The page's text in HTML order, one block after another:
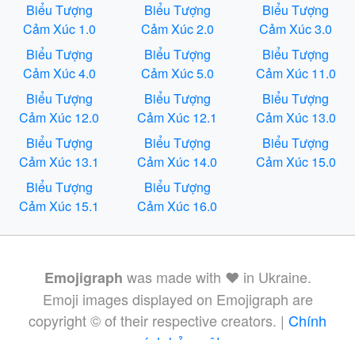
Biểu Tượng
Cảm Xúc 1.0
Biểu Tượng
Cảm Xúc 2.0
Biểu Tượng
Cảm Xúc 3.0
Biểu Tượng
Cảm Xúc 4.0
Biểu Tượng
Cảm Xúc 5.0
Biểu Tượng
Cảm Xúc 11.0
Biểu Tượng
Cảm Xúc 12.0
Biểu Tượng
Cảm Xúc 12.1
Biểu Tượng
Cảm Xúc 13.0
Biểu Tượng
Cảm Xúc 13.1
Biểu Tượng
Cảm Xúc 14.0
Biểu Tượng
Cảm Xúc 15.0
Biểu Tượng
Cảm Xúc 15.1
Biểu Tượng
Cảm Xúc 16.0
Emojigraph was made with ❤️ in Ukraine.
Emoji images displayed on Emojigraph are
copyright © of their respective creators. | Chính